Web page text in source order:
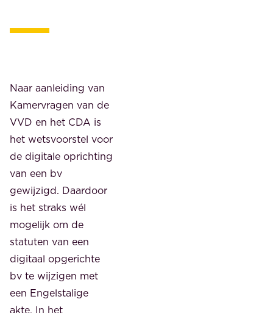
Naar aanleiding van
Kamervragen van de
VVD en het CDA is
het wetsvoorstel voor
de digitale oprichting
van een bv
gewijzigd. Daardoor
is het straks wél
mogelijk om de
statuten van een
digitaal opgerichte
bv te wijzigen met
een Engelstalige
akte. In het